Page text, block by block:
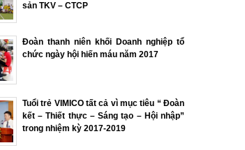
sản TKV – CTCP
Đoàn thanh niên khối Doanh nghiệp tổ
chức ngày hội hiến máu năm 2017
Tuổi trẻ VIMICO tất cả vì mục tiêu “ Đoàn
kết – Thiết thực – Sáng tạo – Hội nhập”
trong nhiệm kỳ 2017-2019